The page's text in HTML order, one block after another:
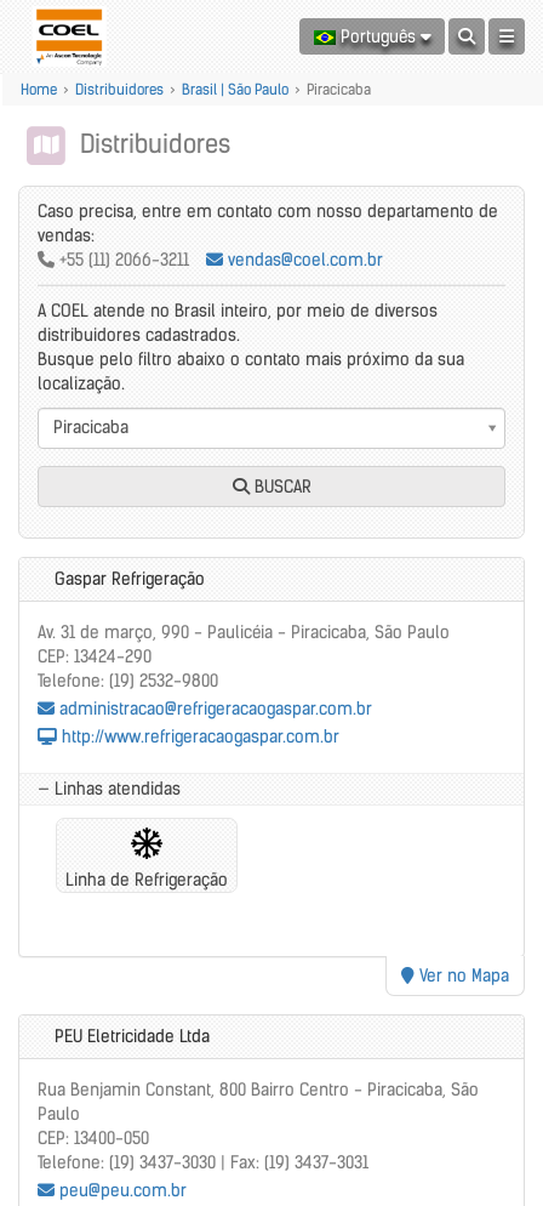
Português
Home > Distribuidores > Brasil | São Paulo > Piracicaba
Distribuidores
Caso precisa, entre em contato com nosso departamento de
vendas:
+55 (11) 2066-3211
vendas@coel.com.br
A COEL atende no Brasil inteiro, por meio de diversos
distribuidores cadastrados.
Busque pelo filtro abaixo o contato mais próximo da sua
localização.
Piracicaba
BUSCAR
Gaspar Refrigeração
Av. 31 de março, 990 - Paulicéia - Piracicaba, São Paulo
CEP: 13424-290
Telefone: (19) 2532-9800
administracao@refrigeracaogaspar.com.br
http://www.refrigeracaogaspar.com.br
— Linhas atendidas
Linha de Refrigeração
Ver no Mapa
PEU Eletricidade Ltda
Rua Benjamin Constant, 800 Bairro Centro - Piracicaba, São
Paulo
CEP: 13400-050
Telefone: (19) 3437-3030 | Fax: (19) 3437-3031
peu@peu.com.br